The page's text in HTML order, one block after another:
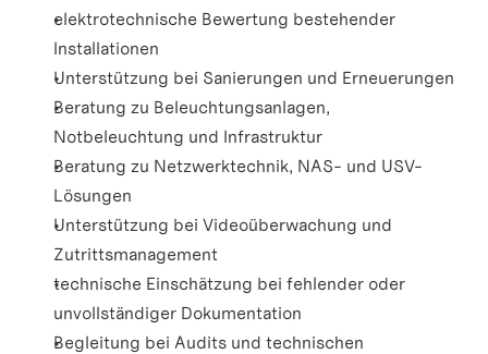
elektrotechnische Bewertung bestehender
Installationen
Unterstützung bei Sanierungen und Erneuerungen
Beratung zu Beleuchtungsanlagen,
Notbeleuchtung und Infrastruktur
Beratung zu Netzwerktechnik, NAS- und USV-
Lösungen
Unterstützung bei Videoüberwachung und
Zutrittsmanagement
technische Einschätzung bei fehlender oder
unvollständiger Dokumentation
Begleitung bei Audits und technischen